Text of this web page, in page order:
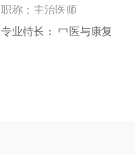
职称：主治医师
专业特长： 中医与康复